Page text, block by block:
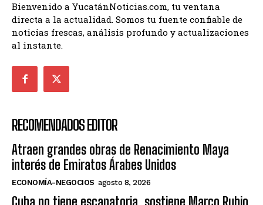
Bienvenido a YucatánNoticias.com, tu ventana
directa a la actualidad. Somos tu fuente confiable de
noticias frescas, análisis profundo y actualizaciones
al instante.
RECOMENDADOS EDITOR
Atraen grandes obras de Renacimiento Maya
interés de Emiratos Árabes Unidos
ECONOMÍA-NEGOCIOS agosto 8, 2026